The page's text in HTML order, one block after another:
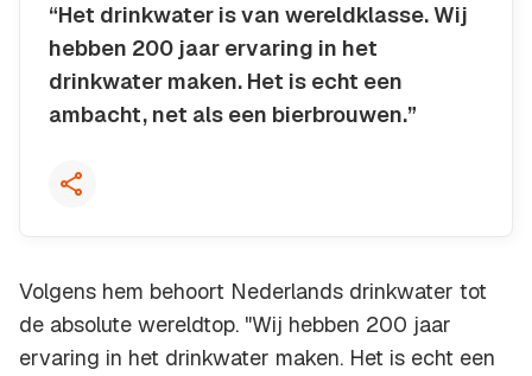
“Het drinkwater is van wereldklasse. Wij
hebben 200 jaar ervaring in het
drinkwater maken. Het is echt een
ambacht, net als een bierbrouwen.”
Kopieer quote
Volgens hem behoort Nederlands drinkwater tot
de absolute wereldtop. "Wij hebben 200 jaar
ervaring in het drinkwater maken. Het is echt een